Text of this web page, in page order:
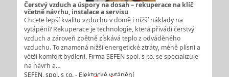
Čerstvý vzduch a úspory na dosah – rekuperace na klíč
včetně návrhu, instalace a servisu
Chcete lepší kvalitu vzduchu v domě i nižší náklady na
vytápění? Rekuperace je technologie, která přivádí čerstvý
vzduch a zároveň zpětně získává teplo z odváděného
vzduchu. To znamená nižší energetické ztráty, méně plísní a
větší komfort bydlení. Firma SEFEN spol. s r.o. se specializuje
na návrh a…
SEFEN, spol. s r.o. - Elektrické vytápění